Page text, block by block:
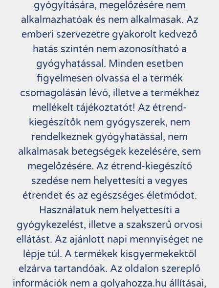
gyógyítására, megelőzésére nem
alkalmazhatóak és nem alkalmasak. Az
emberi szervezetre gyakorolt kedvező
hatás szintén nem azonosítható a
gyógyhatással. Minden esetben
figyelmesen olvassa el a termék
csomagolásán lévő, illetve a termékhez
mellékelt tájékoztatót! Az étrend-
kiegészítők nem gyógyszerek, nem
rendelkeznek gyógyhatással, nem
alkalmasak betegségek kezelésére, sem
megelőzésére. Az étrend-kiegészítő
szedése nem helyettesíti a vegyes
étrendet és az egészséges életmódot.
Használatuk nem helyettesíti a
gyógykezelést, illetve a szakszerű orvosi
ellátást. Az ajánlott napi mennyiséget ne
lépje túl. A termékek kisgyermekektől
elzárva tartandóak. Az oldalon szereplő
információk nem a golyahozza.hu állításai,